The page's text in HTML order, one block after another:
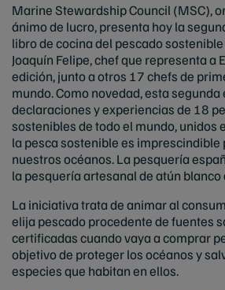
Marine Stewardship Council (MSC),
ánimo de lucro, presenta hoy la
libro de cocina del pescado
Joaquín Felipe, chef que representa a
edición, junto a otros 17 chefs de
mundo. Como novedad, esta
declaraciones y experiencias de 18
sostenibles de todo el mundo, unidos
la pesca sostenible es
nuestros océanos. La pesquería
la pesquería artesanal de atún
La iniciativa trata de animar al
elija pescado procedente de fuentes
certificadas cuando vaya a comprar
objetivo de proteger los océanos y
especies que habitan en ellos.